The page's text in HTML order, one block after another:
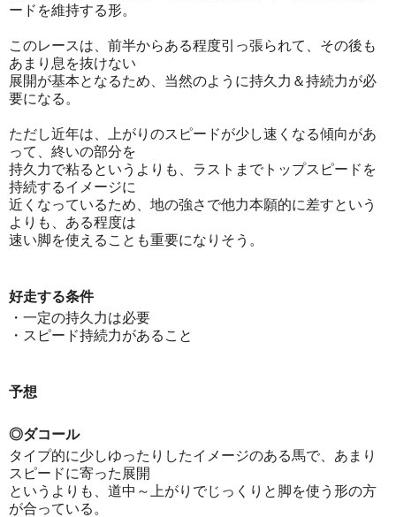
ードを維持する形。
このレースは、前半からある程度引っ張られて、その後も
あまり息を抜けない
展開が基本となるため、当然のように持久力＆持続力が必
要になる。
ただし近年は、上がりのスピードが少し速くなる傾向があ
って、終いの部分を
持久力で粘るというよりも、ラストまでトップスピードを
持続するイメージに
近くなっているため、地の強さで他力本願的に差すという
よりも、ある程度は
速い脚を使えることも重要になりそう。
好走する条件
・一定の持久力は必要
・スピード持続力があること
予想
◎ダコール
タイプ的に少しゆったりしたイメージのある馬で、あまり
スピードに寄った展開
というよりも、道中～上がりでじっくりと脚を使う形の方
が合っている。